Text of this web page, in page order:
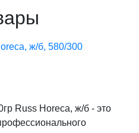
ж/б, 580/300
₽.Russ Horeca, ж/б - это